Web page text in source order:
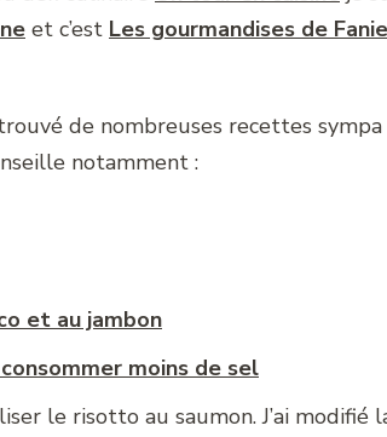
et c’est Les gourmandises de Fanie
de nombreuses recettes
notamment :
et au jambon
moins de sel
le risotto au saumon. J’ai